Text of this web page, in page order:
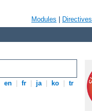
Modules Directives
en fr ja ko tr